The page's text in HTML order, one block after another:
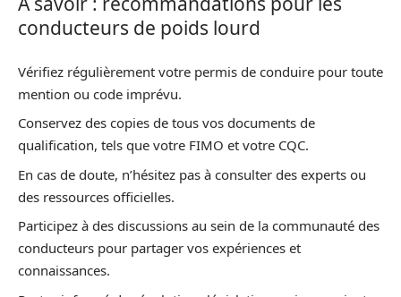
conducteurs de poids lourd
Vérifiez régulièrement votre permis de conduire pour toute
mention ou code imprévu.
Conservez des copies de tous vos documents de
qualification, tels que votre FIMO et votre CQC.
En cas de doute, n’hésitez pas à consulter des experts ou
des ressources officielles.
Participez à des discussions au sein de la communauté des
conducteurs pour partager vos expériences et
connaissances.